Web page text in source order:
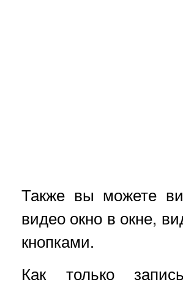
Также вы можете
видео окно в окне,
кнопками.
Как только